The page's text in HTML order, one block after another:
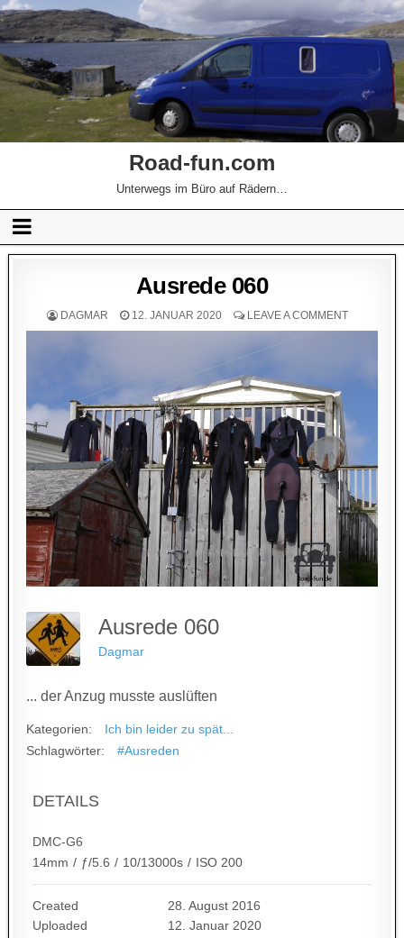
Road-fun.com
Unterwegs im Büro auf Rädern…
Ausrede 060
DAGMAR 12. JANUAR 2020 LEAVE A COMMENT
Ausrede 060
Dagmar
... der Anzug musste auslüften
Kategorien:
Ich bin leider zu spät...
Schlagwörter:
#Ausreden
DETAILS
DMC-G6
14mm / ƒ/5.6 / 10/13000s / ISO 200
Created
28. August 2016
Uploaded
12. Januar 2020